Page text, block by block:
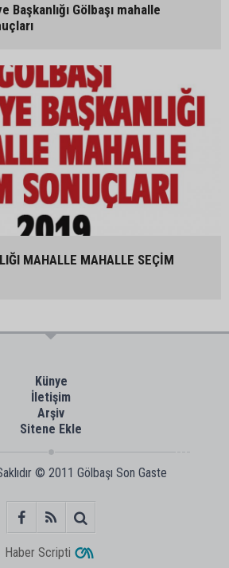
Başkanlığı Gölbaşı mahalle
MAHALLE MAHALLE SEÇİM
Künye
İletişim
Arşiv
Sitene Ekle
© 2011 Gölbaşı Son Gaste
Haber Scripti